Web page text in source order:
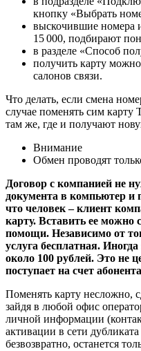
кнопку «Выбрать
выскочившие номера
15 000, подбирают
в разделе «Способ
получить карту
салонов связи.
Что делать, если смена
случае поменять сим
там же, где и получают
Внимание
Обмен проводят
Договор с компанией не
документа в компьютер и
что человек – клиент
карту. Вставить ее можно
помощи. Независимо от
услуга бесплатная.
около 100 рублей. Это не
поступает на счет
Поменять карту несложно,
зайдя в любой офис
личной информации
активации в сети
безвозвратно, останется